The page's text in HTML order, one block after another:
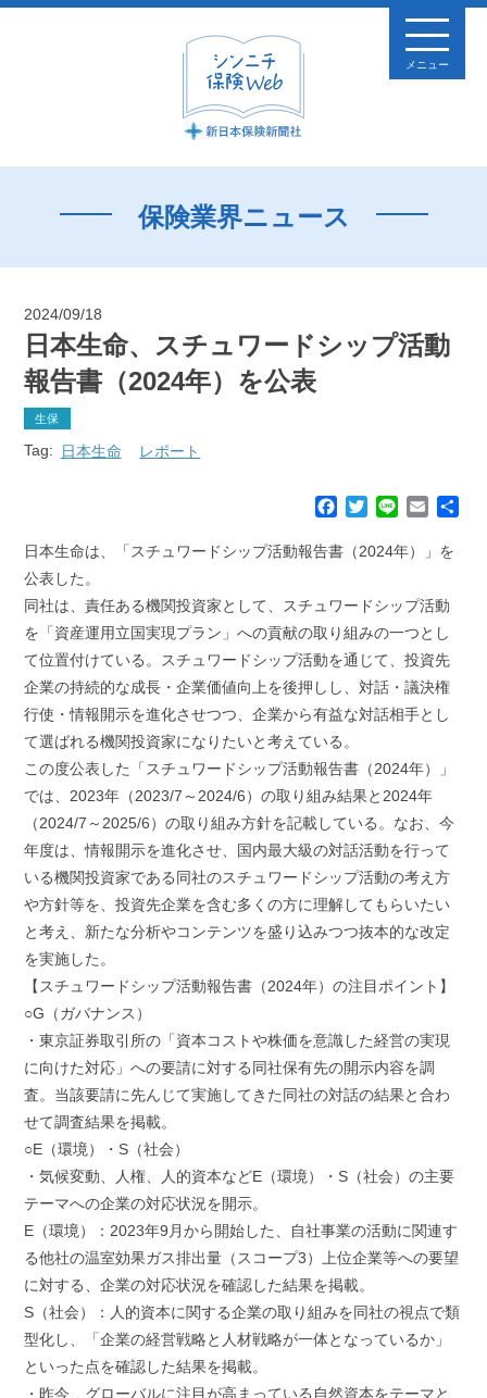
メニュー
保険業界ニュース
2024/09/18
日本生命、スチュワードシップ活動
報告書（2024年）を公表
生保
Tag: 日本生命 レポート
c
o
o
k
T
i
e
r
n
E
a
日本生命は、「スチュワードシップ活動報告書（2024年）」を
公表した。
同社は、責任ある機関投資家として、スチュワードシップ活動
を「資産運用立国実現プラン」への貢献の取り組みの一つとし
て位置付けている。スチュワードシップ活動を通じて、投資先
企業の持続的な成長・企業価値向上を後押しし、対話・議決権
行使・情報開示を進化させつつ、企業から有益な対話相手とし
て選ばれる機関投資家になりたいと考えている。
この度公表した「スチュワードシップ活動報告書（2024年）」
では、2023年（2023/7～2024/6）の取り組み結果と2024年
（2024/7～2025/6）の取り組み方針を記載している。なお、今
年度は、情報開示を進化させ、国内最大級の対話活動を行って
いる機関投資家である同社のスチュワードシップ活動の考え方
や方針等を、投資先企業を含む多くの方に理解してもらいたい
と考え、新たな分析やコンテンツを盛り込みつつ抜本的な改定
を実施した。
【スチュワードシップ活動報告書（2024年）の注目ポイント】
○G（ガバナンス）
・東京証券取引所の「資本コストや株価を意識した経営の実現
に向けた対応」への要請に対する同社保有先の開示内容を調
査。当該要請に先んじて実施してきた同社の対話の結果と合わ
せて調査結果を掲載。
○E（環境）・S（社会）
・気候変動、人権、人的資本などE（環境）・S（社会）の主要
テーマへの企業の対応状況を開示。
E（環境）：2023年9月から開始した、自社事業の活動に関連す
る他社の温室効果ガス排出量（スコープ3）上位企業等への要望
に対する、企業の対応状況を確認した結果を掲載。
S（社会）：人的資本に関する企業の取り組みを同社の視点で類
型化し、「企業の経営戦略と人材戦略が一体となっているか」
といった点を確認した結果を掲載。
・昨今、グローバルに注目が高まっている自然資本をテーマと